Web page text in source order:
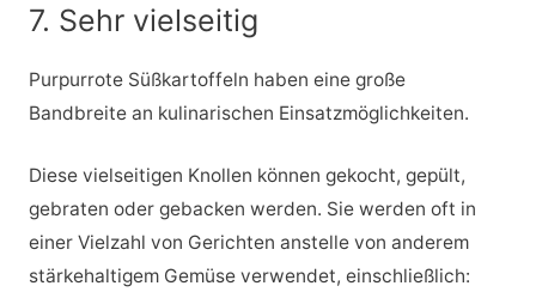
7. Sehr vielseitig
Purpurrote Süßkartoffeln haben eine große
Bandbreite an kulinarischen Einsatzmöglichkeiten.
Diese vielseitigen Knollen können gekocht, gepült,
gebraten oder gebacken werden. Sie werden oft in
einer Vielzahl von Gerichten anstelle von anderem
stärkehaltigem Gemüse verwendet, einschließlich: